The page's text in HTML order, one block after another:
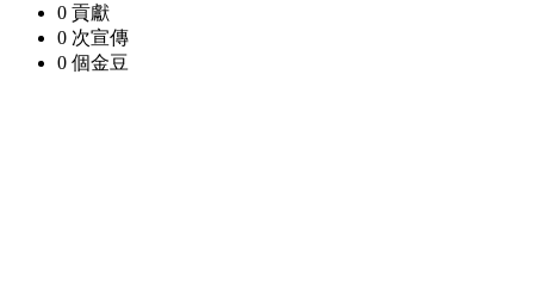
0 貢獻
0 次宣傳
0 個金豆